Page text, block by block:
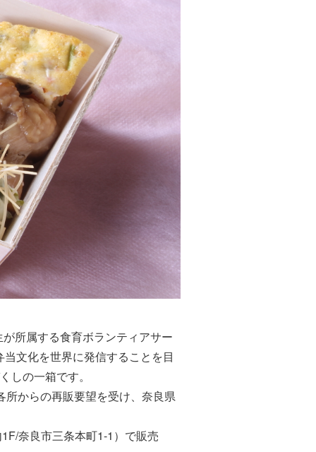
所属する食育ボランティアサー
文化を世界に発信することを目
しの一箱です。
からの再販要望を受け、奈良県
奈良市三条本町1-1）で販売